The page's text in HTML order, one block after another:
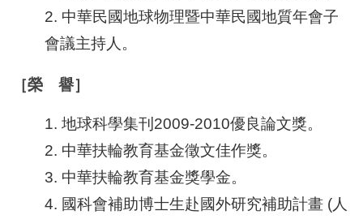
2. 中華民國地球物理暨中華民國地質年會子
會議主持人。
［榮 譽］
1. 地球科學集刊2009-2010優良論文獎。
2. 中華扶輪教育基金徵文佳作獎。
3. 中華扶輪教育基金獎學金。
4. 國科會補助博士生赴國外研究補助計畫 (人